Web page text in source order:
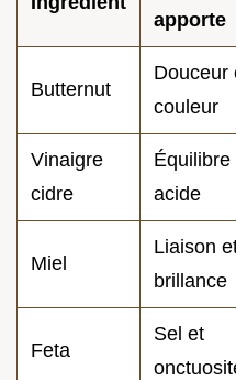
apporte
Butternut
Douceur
couleur
Vinaigre
cidre
Équilibre
acide
Miel
Liaison
brillance
Feta
Sel et